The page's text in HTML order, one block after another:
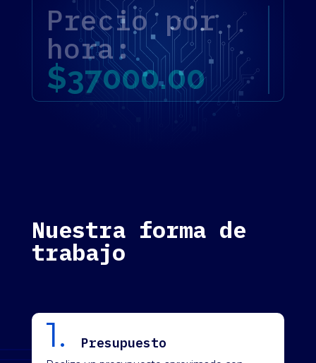
Precio por
hora:
$37000.00
Nuestra forma de
trabajo
1. Presupuesto